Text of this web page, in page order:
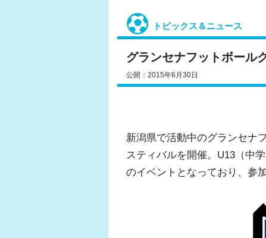
トピックス＆ニュース
グランセナフットボール
公開：2015年6月30日
新潟県で活動中のグランセナ
スティバルを開催。U13（中
のイベントとなっており、参